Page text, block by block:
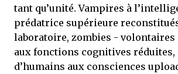
tant qu’unité. Vampires à
prédatrice supérieure
laboratoire, zombies -
aux fonctions cognitives
d’humains aux consciences